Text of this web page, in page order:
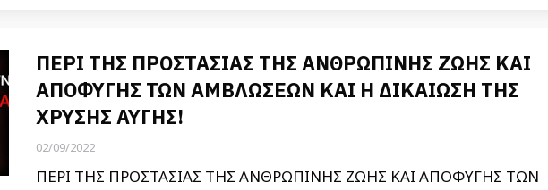
ΠΕΡΙ ΤΗΣ ΠΡΟΣΤΑΣΙΑΣ ΤΗΣ ΑΝΘΡΩΠΙΝΗΣ ΖΩΗΣ ΚΑΙ
ΑΠΟΦΥΓΗΣ ΤΩΝ ΑΜΒΛΩΣΕΩΝ ΚΑΙ Η ΔΙΚΑΙΩΣΗ ΤΗΣ
ΧΡΥΣΗΣ ΑΥΓΗΣ!
02/09/2022
ΠΕΡΙ ΤΗΣ ΠΡΟΣΤΑΣΙΑΣ ΤΗΣ ΑΝΘΡΩΠΙΝΗΣ ΖΩΗΣ ΚΑΙ ΑΠΟΦΥΓΗΣ ΤΩΝ